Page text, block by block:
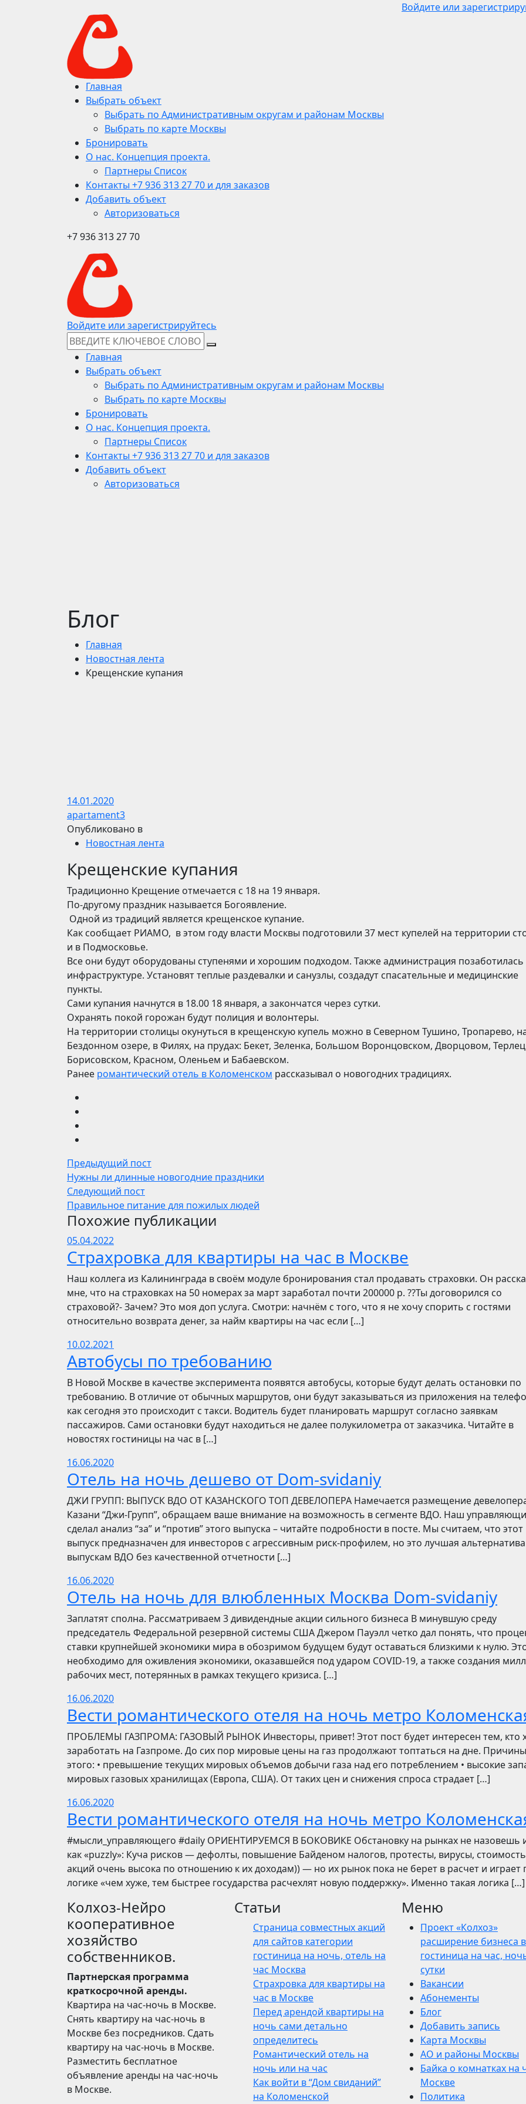
Войдите или
Главная
Выбрать объект
Выбрать по Административным округам и районам Москвы
Выбрать по карте Москвы
Бронировать
О нас. Концепция проекта.
Партнеры Список
Контакты +7 936 313 27 70 и для заказов
Добавить объект
Авторизоваться
+7 936 313 27 70
Войдите или зарегистрируйтесь
Главная
Выбрать объект
Выбрать по Административным округам и районам Москвы
Выбрать по карте Москвы
Бронировать
О нас. Концепция проекта.
Партнеры Список
Контакты +7 936 313 27 70 и для заказов
Добавить объект
Авторизоваться
Блог
Главная
Новостная лента
Крещенские купания
14.01.2020
apartament3
Опубликовано в
Новостная лента
Крещенские купания
Традиционно Крещение отмечается с 18 на 19 января.
По-другому праздник называется Богоявление.
Одной из традиций является крещенское купание.
Как сообщает РИАМО, в этом году власти Москвы подготовили 37 мест купелей на территории
и в Подмосковье.
Все они будут оборудованы ступенями и хорошим подходом. Также администрация
инфраструктуре. Установят теплые раздевалки и санузлы, создадут спасательные и медицинские
пункты.
Сами купания начнутся в 18.00 18 января, а закончатся через сутки.
Охранять покой горожан будут полиция и волонтеры.
На территории столицы окунуться в крещенскую купель можно в Северном Тушино, Тропарево,
Бездонном озере, в Филях, на прудах: Бекет, Зеленка, Большом Воронцовском, Дворцовом,
Борисовском, Красном, Оленьем и Бабаевском.
Ранее романтический отель в Коломенском рассказывал о новогодних традициях.
Предыдущий пост
Нужны ли длинные новогодние праздники
Следующий пост
Правильное питание для пожилых людей
Похожие публикации
05.04.2022
Страхровка для квартиры на час в Москве
Наш коллега из Калининграда в своём модуле бронирования стал продавать страховки. Он
мне, что на страховках на 50 номерах за март заработал почти 200000 р. ??Ты договорился со
страховой?- Зачем? Это моя доп услуга. Смотри: начнём с того, что я не хочу спорить с гостями
относительно возврата денег, за найм квартиры на час если […]
10.02.2021
Автобусы по требованию
В Новой Москве в качестве эксперимента появятся автобусы, которые будут делать остановки по
требованию. В отличие от обычных маршрутов, они будут заказываться из приложения на
как сегодня это происходит с такси. Водитель будет планировать маршрут согласно заявкам
пассажиров. Сами остановки будут находиться не далее полукилометра от заказчика. Читайте в
новостях гостиницы на час в […]
16.06.2020
Отель на ночь дешево от Dom-svidaniy
​​ДЖИ ГРУПП: ВЫПУСК ВДО ОТ КАЗАНСКОГО ТОП ДЕВЕЛОПЕРА Намечается размещение
Казани “Джи-Групп”, обращаем ваше внимание на возможность в сегменте ВДО. Наш
сделал анализ “за” и “против” этого выпуска – читайте подробности в посте. Мы считаем, что этот
выпуск предназначен для инвесторов с агрессивным риск-профилем, но это лучшая альтернатива
выпускам ВДО без качественной отчетности […]
16.06.2020
Отель на ночь для влюбленных Москва Dom-svidaniy
Заплатят сполна. Рассматриваем 3 дивидендные акции сильного бизнеса В минувшую среду
председатель Федеральной резервной системы США Джером Пауэлл четко дал понять, что
ставки крупнейшей экономики мира в обозримом будущем будут оставаться близкими к нулю.
необходимо для оживления экономики, оказавшейся под ударом COVID-19, а также создания
рабочих мест, потерянных в рамках текущего кризиса. […]
16.06.2020
Вести романтического отеля на ночь метро
ПРОБЛЕМЫ ГАЗПРОМА: ГАЗОВЫЙ РЫНОК Инвесторы, привет! Этот пост будет интересен тем, кто
заработать на Газпроме. До сих пор мировые цены на газ продолжают топтаться на дне. Причины
этого: • превышение текущих мировых объемов добычи газа над его потреблением • высокие
мировых газовых хранилищах (Европа, США). От таких цен и снижения спроса страдает […]
16.06.2020
Вести романтического отеля на ночь метро
​​#мысли_управляющего #daily ОРИЕНТИРУЕМСЯ В БОКОВИКЕ Обстановку на рынках не назовешь
как «puzzly»: Куча рисков — дефолты, повышение Байденом налогов, протесты, вирусы, стоимость
акций очень высока по отношению к их доходам)) — но их рынок пока не берет в расчет и играет
логике «чем хуже, тем быстрее государства расчехлят новую поддержку». Именно такая логика […]
Колхоз-Нейро
кооперативное
хозяйство
собственников.
Партнерская программа
краткосрочной аренды.
Квартира на час-ночь в Москве.
Снять квартиру на час-ночь в
Москве без посредников. Сдать
квартиру на час-ночь в Москве.
Разместить бесплатное
объявление аренды на час-ночь
в Москве.
Статьи
Страница совместных акций
для сайтов категории
гостиница на ночь, отель на
час Москва
Страхровка для квартиры на
час в Москве
Перед арендой квартиры на
ночь сами детально
определитесь
Романтический отель на
ночь или на час
Как войти в “Дом свиданий”
на Коломенской
Меню
Проект «Колхоз»
расширение бизнеса
гостиница на час,
сутки
Вакансии
Абонементы
Блог
Добавить запись
Карта Москвы
АО и районы Москвы
Байка о комнатках на
Москве
Политика